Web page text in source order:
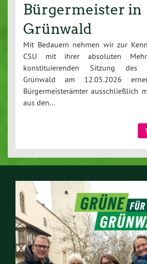
Bürgermeister in
Grünwald
Mit Bedauern nehmen wir zur
CSU mit ihrer absoluten
konstituierenden Sitzung des
Grünwald am 12.05.2026
Bürgermeisterämter ausschließlich
aus den…